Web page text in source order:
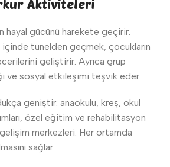
Aktiviteleri
hayal gücünü harekete geçirir.
tünelden geçmek, çocukların
geliştirir. Ayrıca grup
ve sosyal etkileşimi teşvik eder.
geniştir: anaokulu, kreş, okul
özel eğitim ve rehabilitasyon
merkezleri. Her ortamda
sağlar.